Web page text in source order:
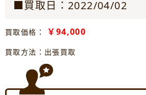
■買取日：2022/04/02
買取価格： ￥94,000
買取方法：出張買取